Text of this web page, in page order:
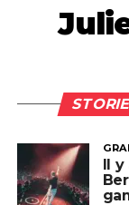
Il y